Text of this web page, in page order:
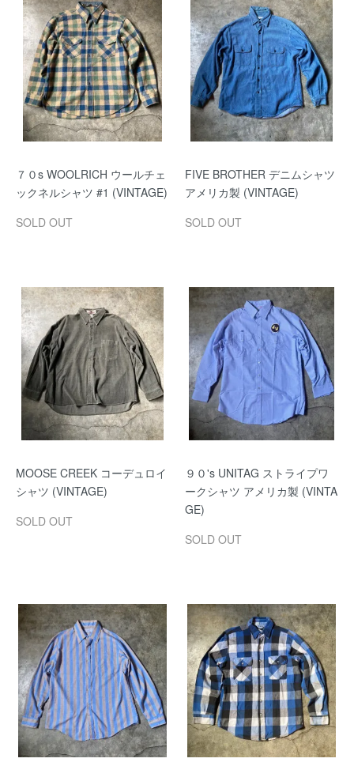
７０s WOOLRICH ウールチェ
ックネルシャツ #1 (VINTAGE)
SOLD OUT
FIVE BROTHER デニムシャツ
アメリカ製 (VINTAGE)
SOLD OUT
MOOSE CREEK コーデュロイ
シャツ (VINTAGE)
SOLD OUT
９０'s UNITAG ストライプワ
ークシャツ アメリカ製 (VINTA
GE)
SOLD OUT